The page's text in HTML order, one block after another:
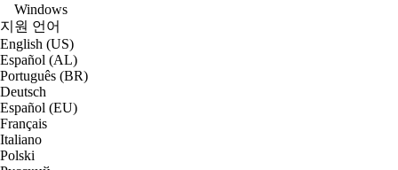
Windows
지원 언어
English (US)
Español (AL)
Português (BR)
Deutsch
Español (EU)
Français
Italiano
Polski